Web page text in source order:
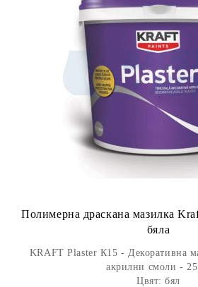
Полимерна драскана мазилка
бяла
KRAFT Plaster К15 - Декоративна
акрилни смоли - 25
Цвят: бял